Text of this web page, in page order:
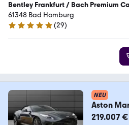
Bentley Frankfurt / Bach Premium
61348 Bad Homburg
5 Sterne
(29)
NEU
Aston
219.007 €